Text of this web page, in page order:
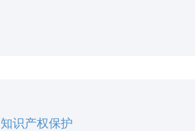
知识产权保护